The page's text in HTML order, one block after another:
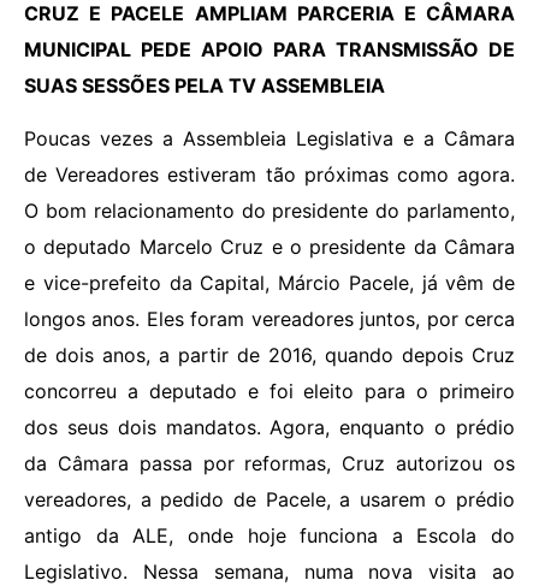
CRUZ E PACELE AMPLIAM PARCERIA E CÂMARA
MUNICIPAL PEDE APOIO PARA TRANSMISSÃO DE
SUAS SESSÕES PELA TV ASSEMBLEIA
Poucas vezes a Assembleia Legislativa e a Câmara
de Vereadores estiveram tão próximas como agora.
O bom relacionamento do presidente do parlamento,
o deputado Marcelo Cruz e o presidente da Câmara
e vice-prefeito da Capital, Márcio Pacele, já vêm de
longos anos. Eles foram vereadores juntos, por cerca
de dois anos, a partir de 2016, quando depois Cruz
concorreu a deputado e foi eleito para o primeiro
dos seus dois mandatos. Agora, enquanto o prédio
da Câmara passa por reformas, Cruz autorizou os
vereadores, a pedido de Pacele, a usarem o prédio
antigo da ALE, onde hoje funciona a Escola do
Legislativo. Nessa semana, numa nova visita ao